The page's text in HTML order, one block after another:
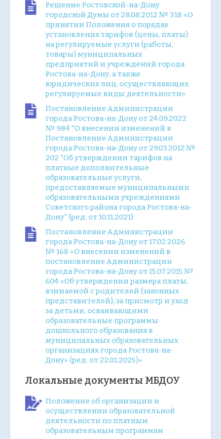
Решение Ростовской-на-Дону
городской Думы от 28.08.2012 № 318 «О
принятии Положения о порядке
установления тарифов (цены, платы)
на регулируемые услуги (работы,
товары) муниципальных
предприятий и учреждений города
Ростова-на-Дону, а также
юридических лиц, осуществляющих
регулируемые виды деятельности»
Постановление Администрации
города Ростова-на-Дону от 24.09.2022
№ 984 "О внесении изменений в
Постановление Администрации
города Ростова-на-Дону от 29.03.2012 №
202 "Об утверждении тарифов на
платные дополнительные
образовательные услуги,
предоставляемые муниципальными
образовательными учреждениями
Советского района города Ростова-на-
Дону" (ред. от 10.11.2021)
Постановление Администрации
города Ростова-на-Дону от 17.02.2026
№ 168 «О внесении изменений в
постановление Администрации
города Ростова-на-Дону от 15.07.2015 №
604 «Об утверждении размера платы,
взимаемой с родителей (законных
представителей), за присмотр и уход
за детьми, осваивающими
образовательные программы
дошкольного образования в
муниципальных образовательных
организациях города Ростова-на-
Дону» (ред. от 22.01.2025)»
Локальные документы МБДОУ
Положение об организации и
осуществлении образовательной
деятельности по платным
образовательным программам